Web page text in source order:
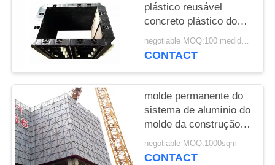
plástico reusável
concreto plástico do
sistema do molde
negotiable MOQ:100 medidores quadrados
CONTACT
molde permanente do
sistema de alumínio do
molde da construção
6061-T6 para muros de
cimento
negotiable MOQ:1000sqm
CONTACT